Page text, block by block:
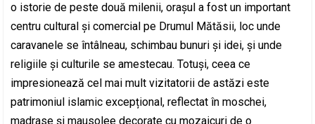
o istorie de peste două milenii, orașul a fost un important
centru cultural și comercial pe Drumul Mătăsii, loc unde
caravanele se întâlneau, schimbau bunuri și idei, și unde
religiile și culturile se amestecau. Totuși, ceea ce
impresionează cel mai mult vizitatorii de astăzi este
patrimoniul islamic excepțional, reflectat în moschei,
madrase și mausolee decorate cu mozaicuri de o